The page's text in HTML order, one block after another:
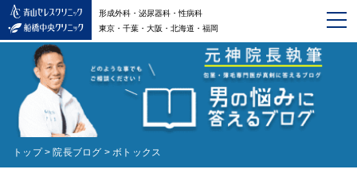
形成外科・泌尿器科・性病科
東京・千葉・大阪・北海道・福岡
トップ > 院長ブログ > ボトックス